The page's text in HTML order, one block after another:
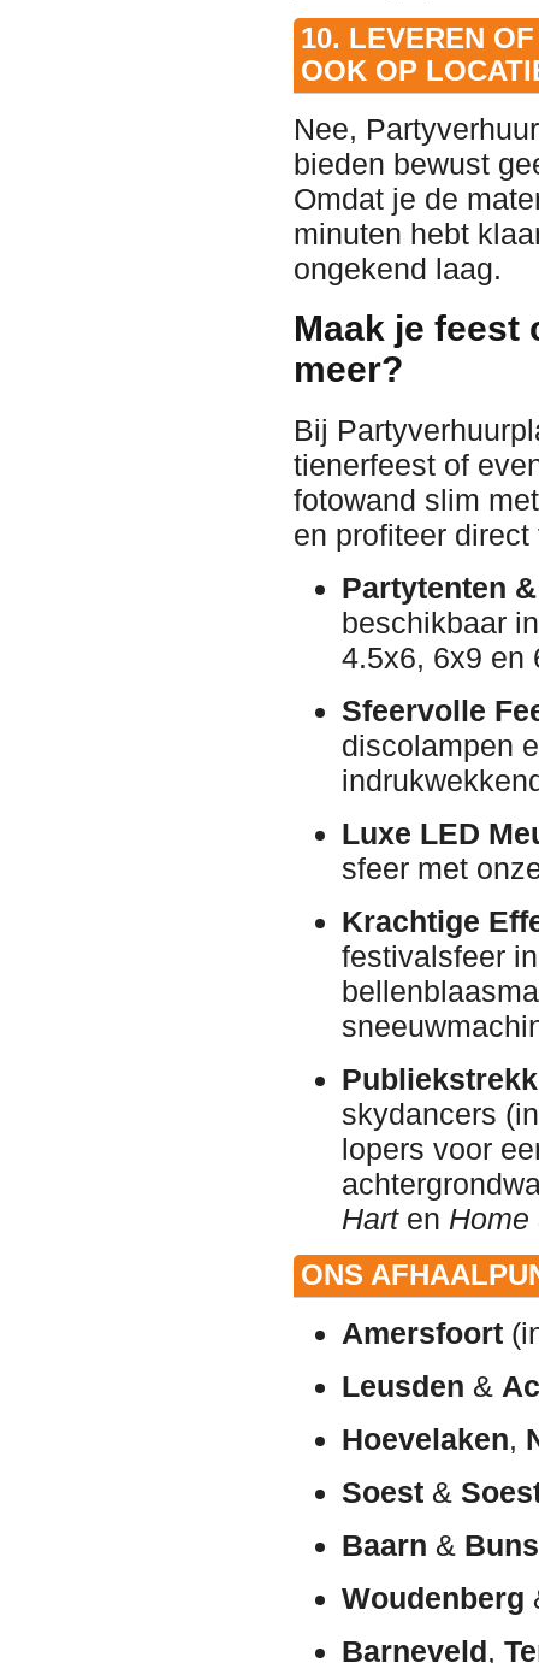
10. LEVEREN
OOK OP
Nee,
bieden bewust
Omdat je de
minuten hebt
ongekend laag.
Maak je feest
meer?
Bij
tienerfeest of
fotowand slim
en profiteer
Partytenten
beschikbaar
4.5x6, 6x9 en
Sfeervolle
discolampen
Luxe LED
sfeer met
Krachtige
festivalsfeer
skydancers
lopers voor
Harten Home
ONS
Amersfoort
Leusden &
Hoevelaken,
Soest &
Baarn &
Woudenberg
Barneveld,